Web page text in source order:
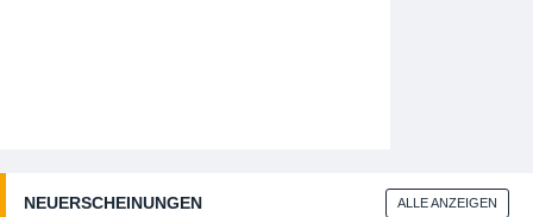
NEUERSCHEINUNGEN ALLE ANZEIGEN